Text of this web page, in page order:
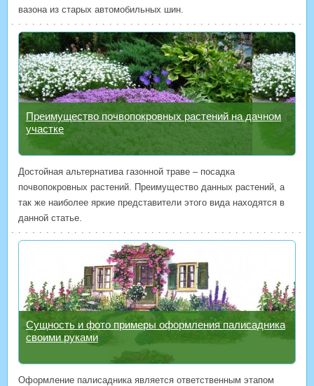
вазона из старых автомобильных шин.
Преимущество почвопокровных растений на дачном
участке
Достойная альтернатива газонной траве – посадка
почвопокровных растений. Преимущество данных растений, а
так же наиболее яркие представители этого вида находятся в
данной статье.
Сущность и фото примеры оформления палисадника
своими руками
Оформление палисадника является ответственным этапом